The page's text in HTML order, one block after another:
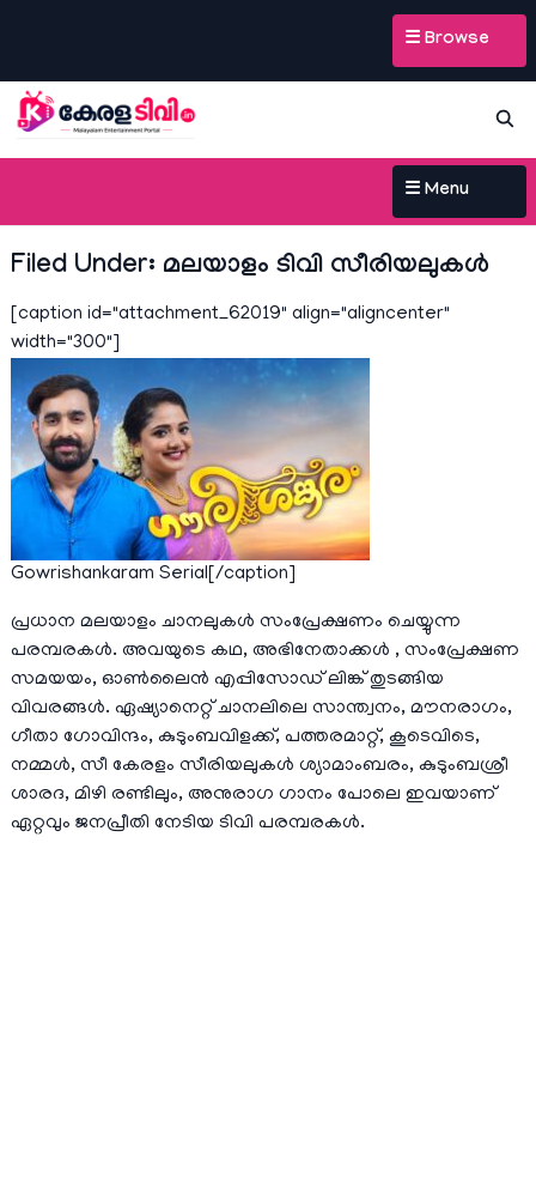
☰ Browse
☰ Menu
Filed Under: മലയാളം ടിവി സീരിയലുകള്‍
[caption id="attachment_62019" align="aligncenter"
width="300"]
Gowrishankaram Serial[/caption]
പ്രധാന മലയാളം ചാനലുകള്‍ സംപ്രേക്ഷണം ചെയ്യുന്ന
പരമ്പരകള്‍. അവയുടെ കഥ, അഭിനേതാക്കള്‍ , സംപ്രേക്ഷണ
സമയയം, ഓണ്‍ലൈന്‍ എപ്പിസോഡ് ലിങ്ക് തുടങ്ങിയ
വിവരങ്ങള്‍. ഏഷ്യാനെറ്റ്‌ ചാനലിലെ സാന്ത്വനം, മൗനരാഗം,
ഗീതാ ഗോവിന്ദം, കുടുംബവിളക്ക്, പത്തരമാറ്റ്, കൂടെവിടെ,
നമ്മൾ, സീ കേരളം സീരിയലുകള്‍ ശ്യാമാംബരം, കുടുംബശ്രീ
ശാരദ, മിഴി രണ്ടിലും, അനുരാഗ ഗാനം പോലെ ഇവയാണ്
ഏറ്റവും ജനപ്രീതി നേടിയ ടിവി പരമ്പരകള്‍.